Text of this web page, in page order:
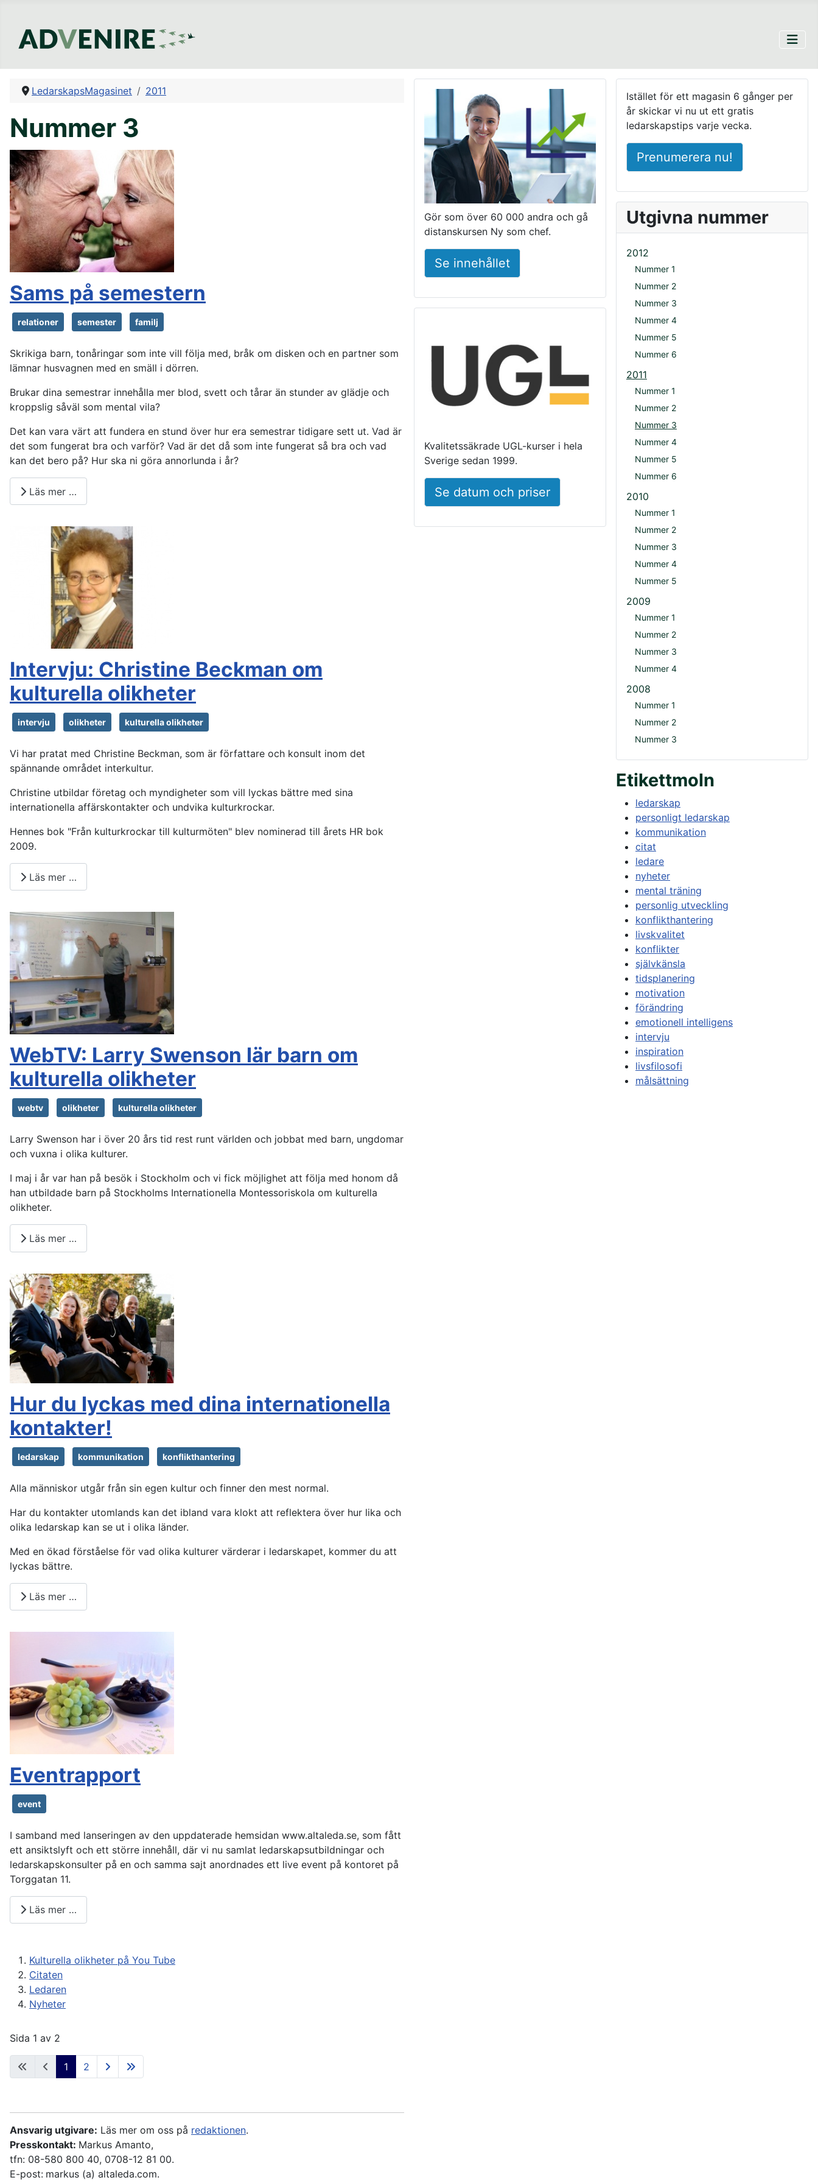
Gör som över 60 000 andra och gå
distanskursen Ny som chef.
Se innehållet
Kvalitetssäkrade UGL-kurser i hela
Sverige sedan 1999.
Se datum och priser
LedarskapsMagasinet 2011
Nummer 3
Sams på semestern
relationer semester familj
Skrikiga barn, tonåringar som inte vill följa med, bråk om disken och en partner som
lämnar husvagnen med en smäll i dörren.
Brukar dina semestrar innehålla mer blod, svett och tårar än stunder av glädje och
kroppslig såväl som mental vila?
Det kan vara värt att fundera en stund över hur era semestrar tidigare sett ut. Vad är
det som fungerat bra och varför? Vad är det då som inte fungerat så bra och vad
kan det bero på? Hur ska ni göra annorlunda i år?
Läs mer …
Intervju: Christine Beckman om
kulturella olikheter
intervju olikheter kulturella olikheter
Vi har pratat med Christine Beckman, som är författare och konsult inom det
spännande området interkultur.
Christine utbildar företag och myndigheter som vill lyckas bättre med sina
internationella affärskontakter och undvika kulturkrockar.
Hennes bok "Från kulturkrockar till kulturmöten" blev nominerad till årets HR bok
2009.
Läs mer …
WebTV: Larry Swenson lär barn om
kulturella olikheter
webtv olikheter kulturella olikheter
Larry Swenson har i över 20 års tid rest runt världen och jobbat med barn, ungdomar
och vuxna i olika kulturer.
I maj i år var han på besök i Stockholm och vi fick möjlighet att följa med honom då
han utbildade barn på Stockholms Internationella Montessoriskola om kulturella
olikheter.
Läs mer …
Hur du lyckas med dina internationella
kontakter!
ledarskap kommunikation konflikthantering
Alla människor utgår från sin egen kultur och finner den mest normal.
Har du kontakter utomlands kan det ibland vara klokt att reflektera över hur lika och
olika ledarskap kan se ut i olika länder.
Med en ökad förståelse för vad olika kulturer värderar i ledarskapet, kommer du att
lyckas bättre.
Läs mer …
Eventrapport
event
I samband med lanseringen av den uppdaterade hemsidan www.altaleda.se, som fått
ett ansiktslyft och ett större innehåll, där vi nu samlat ledarskapsutbildningar och
ledarskapskonsulter på en och samma sajt anordnades ett live event på kontoret på
Torggatan 11.
Läs mer …
Kulturella olikheter på You Tube
Citaten
Ledaren
Nyheter
Sida 1 av 2
1 2
Ansvarig utgivare: Läs mer om oss på redaktionen.
Presskontakt: Markus Amanto,
tfn: 08-580 800 40, 0708-12 81 00.
E-post: markus (a) altaleda.com.
Istället för ett magasin 6 gånger per
år skickar vi nu ut ett gratis
ledarskapstips varje vecka.
Prenumerera nu!
Utgivna nummer
2012
Nummer 1
Nummer 2
Nummer 3
Nummer 4
Nummer 5
Nummer 6
2011
Nummer 1
Nummer 2
Nummer 3
Nummer 4
Nummer 5
Nummer 6
2010
Nummer 1
Nummer 2
Nummer 3
Nummer 4
Nummer 5
2009
Nummer 1
Nummer 2
Nummer 3
Nummer 4
2008
Nummer 1
Nummer 2
Nummer 3
Etikettmoln
ledarskap
personligt ledarskap
kommunikation
citat
ledare
nyheter
mental träning
personlig utveckling
konflikthantering
livskvalitet
konflikter
självkänsla
tidsplanering
motivation
förändring
emotionell intelligens
intervju
inspiration
livsfilosofi
målsättning